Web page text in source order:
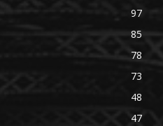
97
85
78
73
48
47